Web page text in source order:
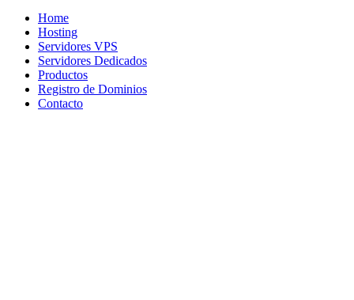
Home
Hosting
Servidores VPS
Servidores Dedicados
Productos
Registro de Dominios
Contacto